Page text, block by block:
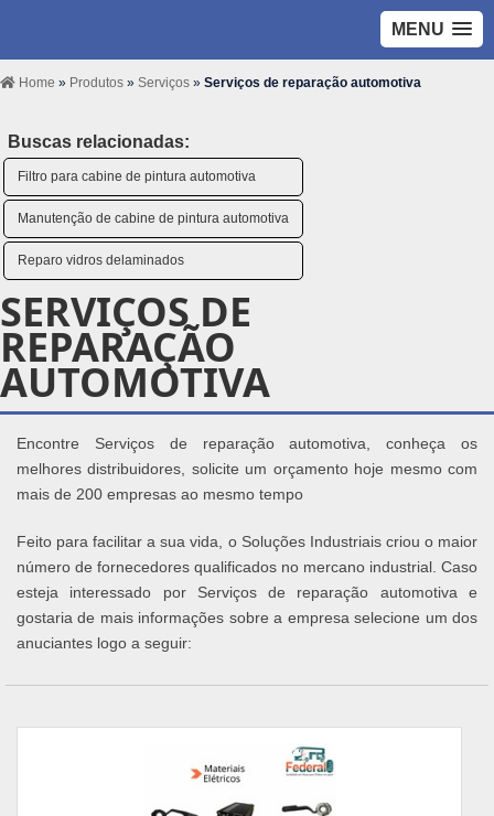
MENU
Home » Produtos » Serviços » Serviços de reparação automotiva
Buscas relacionadas:
Filtro para cabine de pintura automotiva
Manutenção de cabine de pintura automotiva
Reparo vidros delaminados
SERVIÇOS DE
REPARAÇÃO
AUTOMOTIVA
Encontre Serviços de reparação automotiva, conheça os
melhores distribuidores, solicite um orçamento hoje mesmo com
mais de 200 empresas ao mesmo tempo
Feito para facilitar a sua vida, o Soluções Industriais criou o maior
número de fornecedores qualificados no mercano industrial. Caso
esteja interessado por Serviços de reparação automotiva e
gostaria de mais informações sobre a empresa selecione um dos
anuciantes logo a seguir: